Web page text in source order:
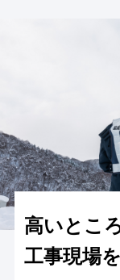
高いとこ
工事現場